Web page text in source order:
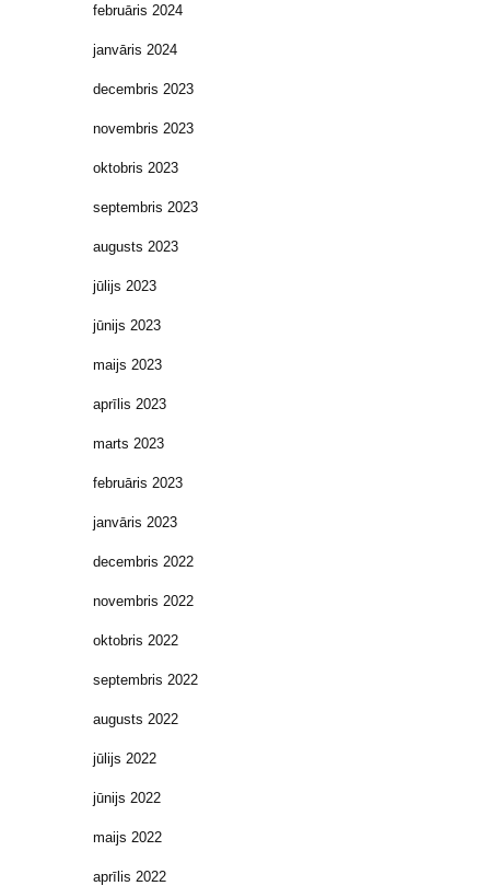
februāris 2024
janvāris 2024
decembris 2023
novembris 2023
oktobris 2023
septembris 2023
augusts 2023
jūlijs 2023
jūnijs 2023
maijs 2023
aprīlis 2023
marts 2023
februāris 2023
janvāris 2023
decembris 2022
novembris 2022
oktobris 2022
septembris 2022
augusts 2022
jūlijs 2022
jūnijs 2022
maijs 2022
aprīlis 2022